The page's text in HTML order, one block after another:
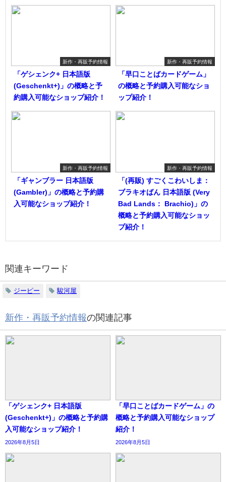
新作・再販予約情報
「ゲシェンク+ 日本語版
(Geschenkt+)」の概略と予
約購入可能なショップ紹介！
新作・再販予約情報
「早口ことばカードゲーム」
の概略と予約購入可能なショ
ップ紹介！
新作・再販予約情報
「ギャンブラー 日本語版
(Gambler)」の概略と予約購
入可能なショップ紹介！
新作・再販予約情報
「(再販) すごくこわいしま：
ブラキオばん 日本語版 (Very
Bad Lands： Brachio)」の
概略と予約購入可能なショッ
プ紹介！
関連キーワード
ジーピー 駿河屋
新作・再販予約情報の関連記事
「ゲシェンク+ 日本語版
(Geschenkt+)」の概略と予約購
入可能なショップ紹介！
2026年8月5日
「早口ことばカードゲーム」の
概略と予約購入可能なショップ
紹介！
2026年8月5日